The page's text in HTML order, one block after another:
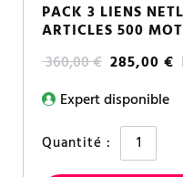
PACK 3 LIENS
ARTICLES 500
360,00 € 285,00 €
Expert disponible
Quantité :